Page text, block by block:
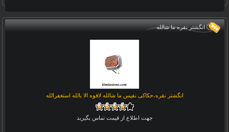
انگشتر نقره ما شالله
انگشتر نقره،حکاکی نفیس ما شالله لاقوه الا بالله استغفرالله
جهت اطلاع از قیمت تماس بگیرید